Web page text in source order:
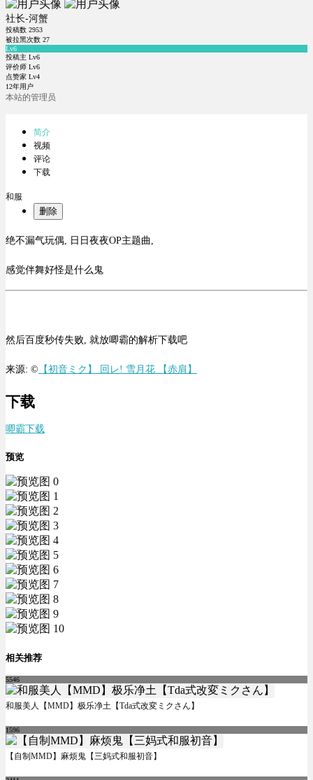
社长-河蟹
投稿数 2953
被拉黑次数 27
Lv6
投稿主 Lv6
评价师 Lv6
点赞家 Lv4
12年用户
本站的管理员
简介
视频
评论
下载
和服
删除
绝不漏气玩偶, 日日夜夜OP主题曲,
感觉伴舞好怪是什么鬼
然后百度秒传失败, 就放唧霸的解析下载吧
来源: © 【初音ミク】 回レ! 雪月花 【赤肩】
下载
唧霸下载
预览
相关推荐
5546
和服美人【MMD】极乐净土【Tda式改変ミクさん】
1596
【自制MMD】麻烦鬼【三妈式和服初音】